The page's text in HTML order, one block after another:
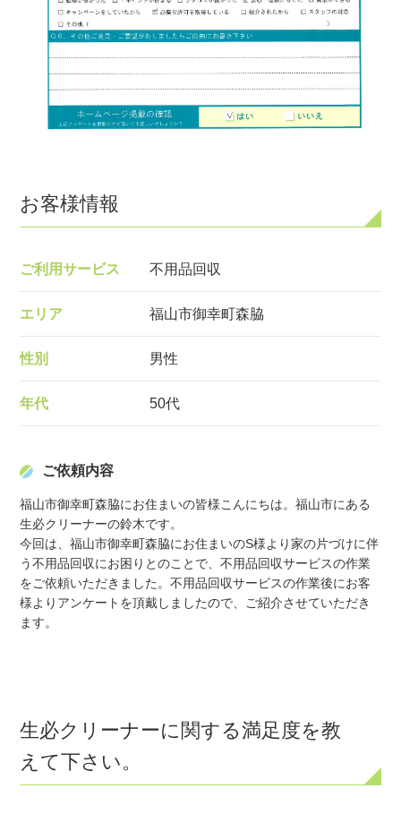
お客様情報
ご利用サービス 不用品回収
エリア 福山市御幸町森脇
性別 男性
年代 50代
ご依頼内容
福山市御幸町森脇にお住まいの皆様こんにちは。福山市にある
生必クリーナーの鈴木です。
今回は、福山市御幸町森脇にお住まいのS様より家の片づけに伴
う不用品回収にお困りとのことで、不用品回収サービスの作業
をご依頼いただきました。不用品回収サービスの作業後にお客
様よりアンケートを頂戴しましたので、ご紹介させていただき
ます。
生必クリーナーに関する満足度を教
えて下さい。